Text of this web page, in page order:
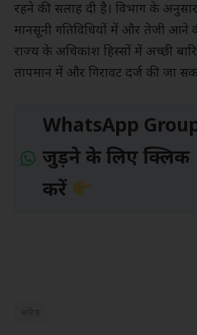
रहने की सलाह दी है। विभाग के
मानसूनी गतिविधियों में और तेजी आने
राज्य के अधिकांश हिस्सों में अच्छी
तापमान में और गिरावट दर्ज की जा
WhatsApp
जुड़ने के लिए क्लिक
करें